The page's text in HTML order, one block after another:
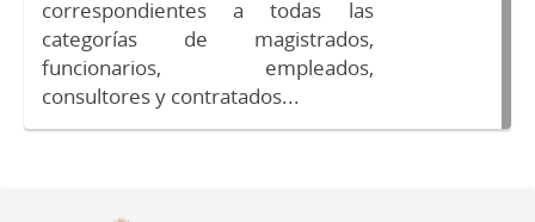
correspondientes a todas las
categorías de magistrados,
funcionarios, empleados,
consultores y contratados...